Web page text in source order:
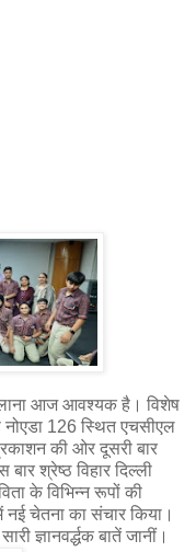
लाना आज आवश्यक है। विशेष
126 स्थित एचसीएल
की ओर दूसरी बार
श्रेष्ठ विहार दिल्ली
के विभिन्न रूपों की
नई चेतना का संचार किया।
ज्ञानवर्द्धक बातें जानीं।